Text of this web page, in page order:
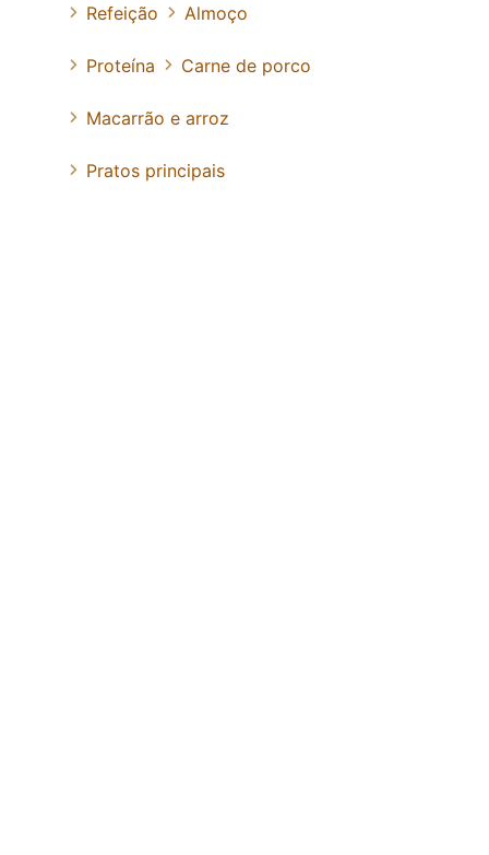
Refeição
Almoço
Proteína Carne de porco
Macarrão e arroz
Pratos principais